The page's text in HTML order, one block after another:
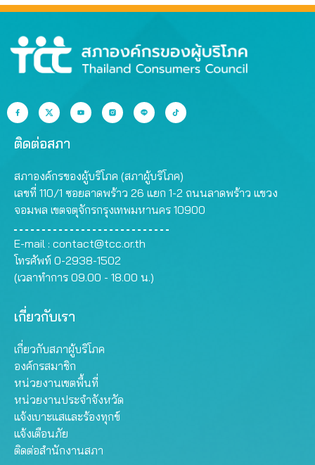
ติดต่อสภา
สภาองค์กรของผู้บริโภค (สภาผู้บริโภค)
เลขที่ 110/1 ซอยลาดพร้าว 26 แยก 1-2 ถนนลาดพร้าว แขวง
จอมพล เขตจตุจักรกรุงเทพมหานคร 10900
E-mail : contact@tcc.or.th
โทรศัพท์ 0-2938-1502
(เวลาทำการ 09.00 - 18.00 น.)
เกี่ยวกับเรา
เกี่ยวกับสภาผู้บริโภค
องค์กรสมาชิก
หน่วยงานเขตพื้นที่
หน่วยงานประจำจังหวัด
แจ้งเบาะแสและร้องทุกข์
แจ้งเตือนภัย
ติดต่อสำนักงานสภา